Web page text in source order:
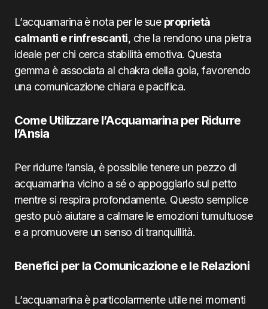
L’acquamarina è nota per le sue proprietà
calmanti e rinfrescanti, che la rendono una pietra
ideale per chi cerca stabilità emotiva. Questa
gemma è associata al chakra della gola, favorendo
una comunicazione chiara e pacifica.
Come Utilizzare l’Acquamarina per Ridurre
l’Ansia
Per ridurre l’ansia, è possibile tenere un pezzo di
acquamarina vicino a sé o appoggiarlo sul petto
mentre si respira profondamente. Questo semplice
gesto può aiutare a calmare le emozioni tumultuose
e a promuovere un senso di tranquillità.
Benefici per la Comunicazione e le Relazioni
L’acquamarina è particolarmente utile nei momenti